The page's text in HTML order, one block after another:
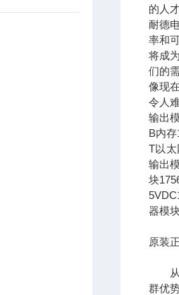
的人
耐德
率和
将成
们的
像现
令人
输出
B内
T以太
输出
块
器模
原装
从长
群优